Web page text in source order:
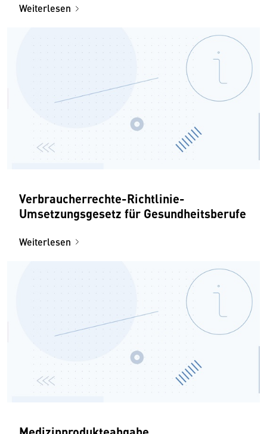
Weiterlesen
Verbraucherrechte-Richtlinie-
Umsetzungsgesetz für Gesundheitsberufe
Weiterlesen